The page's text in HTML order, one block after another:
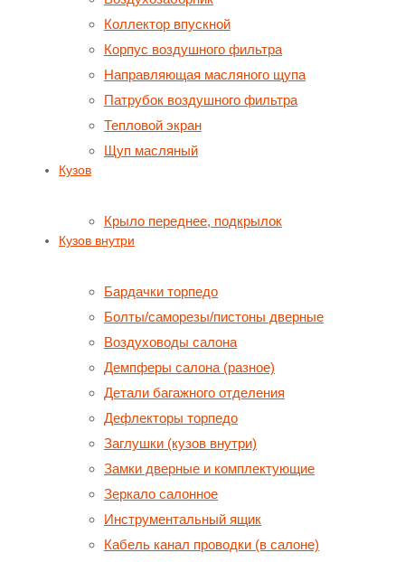
Коллектор впускной
Корпус воздушного фильтра
Направляющая масляного щупа
Патрубок воздушного фильтра
Тепловой экран
Щуп масляный
Кузов
Крыло переднее, подкрылок
Кузов внутри
Бардачки торпедо
Болты/саморезы/пистоны дверные
Воздуховоды салона
Демпферы салона (разное)
Детали багажного отделения
Дефлекторы торпедо
Заглушки (кузов внутри)
Замки дверные и комплектующие
Зеркало салонное
Инструментальный ящик
Кабель канал проводки (в салоне)